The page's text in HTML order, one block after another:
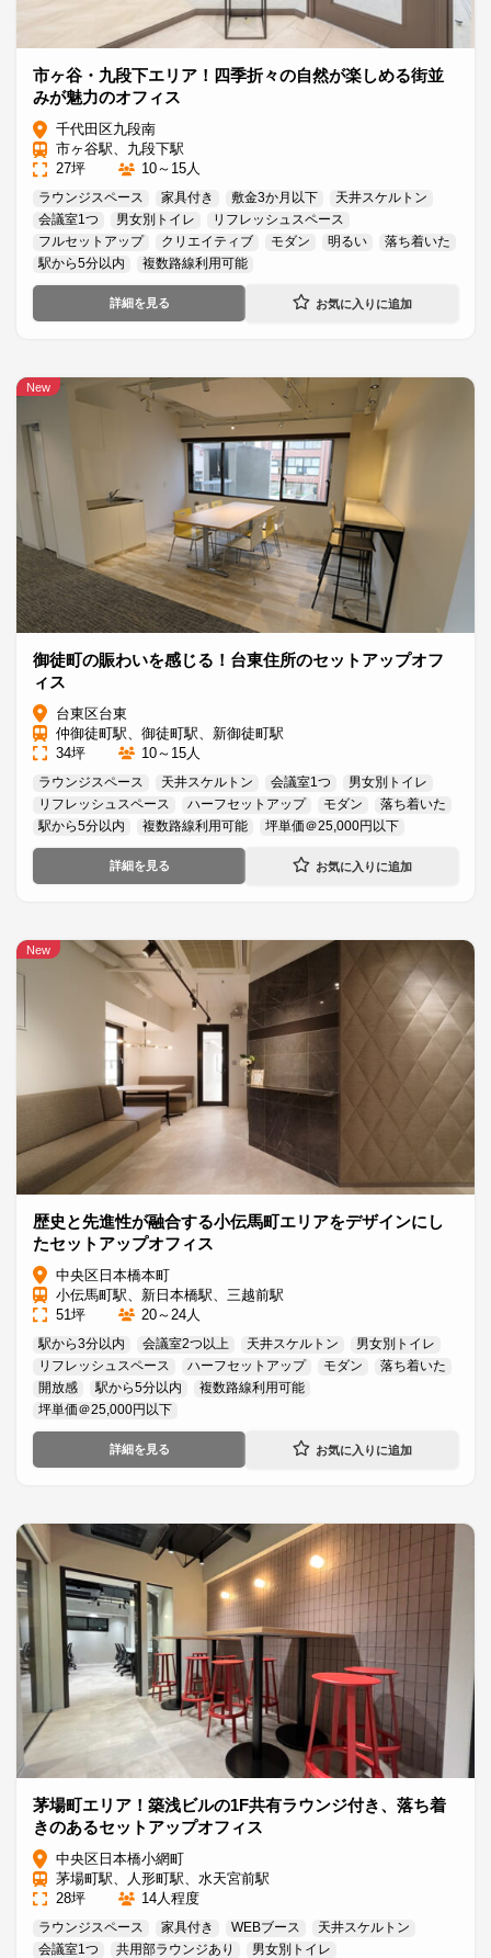
市ヶ谷・九段下エリア！四季折々の自然が楽しめる街並
みが魅力のオフィス
千代田区九段南
市ヶ谷駅、九段下駅
27坪
10～15人
ラウンジスペース 家具付き 敷金3か月以下
天井スケルトン
会議室1つ
男女別トイレ
リフレッシュスペース
フルセットアップ
クリエイティブ モダン 明るい
落ち着いた
駅から5分以内
複数路線利用可能
詳細を見る
New
御徒町の賑わいを感じる！台東住所のセットアップオフ
ィス
台東区台東
仲御徒町駅、御徒町駅、新御徒町駅
34坪
10～15人
ラウンジスペース 天井スケルトン 会議室1つ
男女別トイレ
リフレッシュスペース
ハーフセットアップ モダン
落ち着いた
駅から5分以内
複数路線利用可能 坪単価＠25,000円以下
詳細を見る
New
歴史と先進性が融合する小伝馬町エリアをデザインにし
たセットアップオフィス
中央区日本橋本町
小伝馬町駅、新日本橋駅、三越前駅
51坪
20～24人
駅から3分以内 会議室2つ以上 天井スケルトン
男女別トイレ
リフレッシュスペース
ハーフセットアップ モダン
落ち着いた
開放感
駅から5分以内
複数路線利用可能
坪単価＠25,000円以下
詳細を見る
茅場町エリア！築浅ビルの1F共有ラウンジ付き、落ち着
きのあるセットアップオフィス
中央区日本橋小網町
茅場町駅、人形町駅、水天宮前駅
28坪
14人程度
ラウンジスペース 家具付き WEBブース
天井スケルトン
会議室1つ
共用部ラウンジあり
男女別トイレ